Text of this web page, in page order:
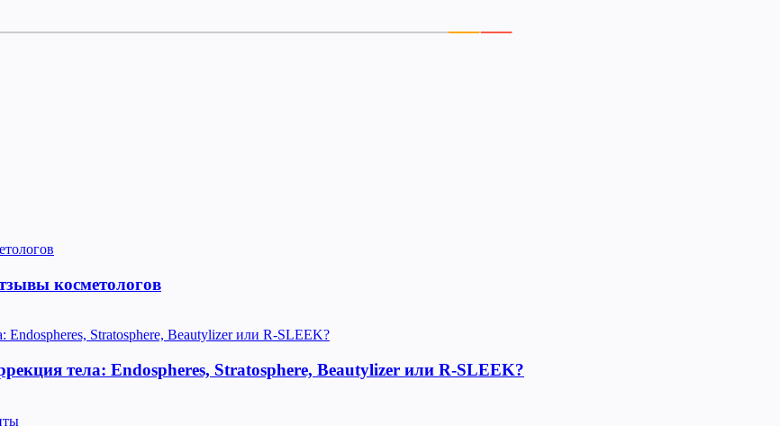
косметологов
тела: Endospheres, Stratosphere, Beautylizer или R-SLEEK?